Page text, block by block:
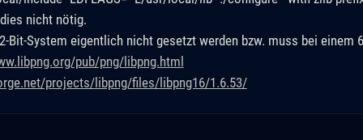
nicht nötig.
Bit-System eigentlich nicht gesetzt werden bzw. muss bei einem
pub/png/libpng.html
projects/libpng/files/libpng16/1.6.53/